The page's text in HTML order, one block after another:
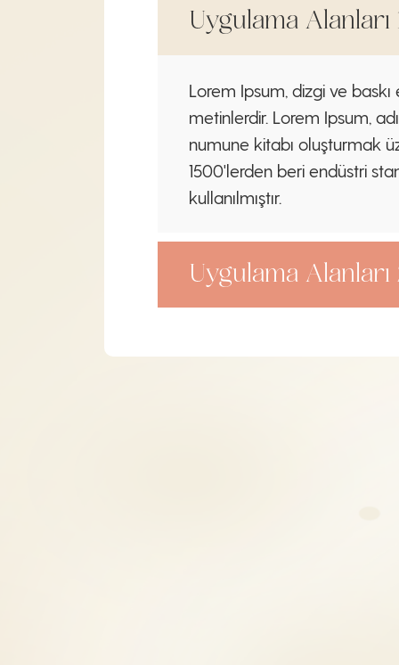
Uygulama Alanları
Lorem Ipsum, dizgi ve baskı
metinlerdir. Lorem Ipsum,
numune kitabı oluşturmak
1500'lerden beri endüstri
kullanılmıştır.
Uygulama Alanları